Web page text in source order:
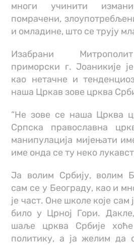
многи учинити
помрачени,
и омладине, што се трују
Изабрани
приморски г. Јоаникије
као нетачне и
наша Цркав зове црква
“Не зове се наша Црква
Српска православна
манипулација мијењати
име онда се ту неко
Ја волим Србију, волим
сам се у Београду, као и
је част. Оне школе које сам
било у Црној Гори.
шаље црква Србије
политику, а ја желим да